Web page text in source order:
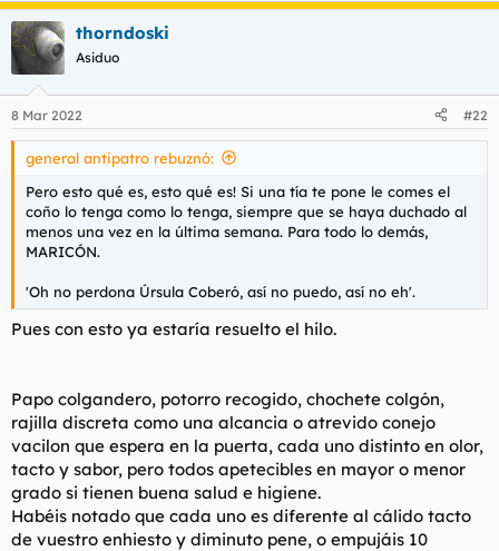
thorndoski
Asiduo
8 Mar 2022 #22
general antipatro rebuznó:
Pero esto qué es, esto qué es! Si una tía te pone le comes el
coño lo tenga como lo tenga, siempre que se haya duchado al
menos una vez en la última semana. Para todo lo demás,
MARICÓN.
'Oh no perdona Úrsula Coberó, así no puedo, así no eh'.
Pues con esto ya estaría resuelto el hilo.
Papo colgandero, potorro recogido, chochete colgón,
rajilla discreta como una alcancia o atrevido conejo
vacilon que espera en la puerta, cada uno distinto en olor,
tacto y sabor, pero todos apetecibles en mayor o menor
grado si tienen buena salud e higiene.
Habéis notado que cada uno es diferente al cálido tacto
de vuestro enhiesto y diminuto pene, o empujáis 10